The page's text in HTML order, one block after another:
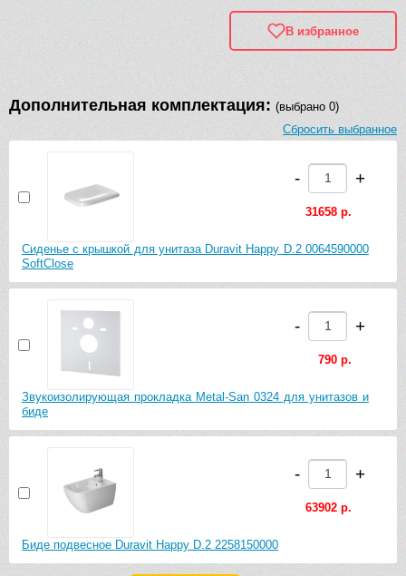
В избранное
Дополнительная комплектация: (выбрано 0)
Сбросить выбранное
Сиденье с крышкой для унитаза Duravit Happy D.2 0064590000
SoftClose
- +
31658 р.
Звукоизолирующая прокладка Metal-San 0324 для унитазов и
биде
- +
790 р.
Биде подвесное Duravit Happy D.2 2258150000
- +
63902 р.